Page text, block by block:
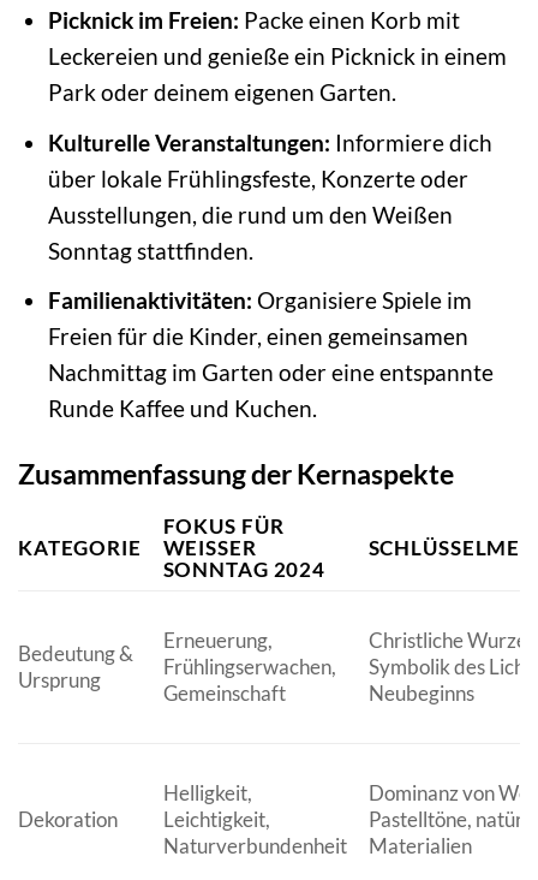
Picknick im Freien: Packe einen Korb mit
Leckereien und genieße ein Picknick in einem
Park oder deinem eigenen Garten.
Kulturelle Veranstaltungen: Informiere dich
über lokale Frühlingsfeste, Konzerte oder
Ausstellungen, die rund um den Weißen
Sonntag stattfinden.
Familienaktivitäten: Organisiere Spiele im
Freien für die Kinder, einen gemeinsamen
Nachmittag im Garten oder eine entspannte
Runde Kaffee und Kuchen.
Zusammenfassung der Kernaspekte
KATEGORIE
FOKUS FÜR
WEISSER S
ONNTAG 2024
Bedeutung &
Ursprung
Erneuerung,
Frühlingserwachen,
Gemeinschaft
Christliche
Symbolik des
Neubeginns
Dekoration
Helligkeit,
Leichtigkeit,
Naturverbundenheit
Dominanz von
Pastelltöne,
Materialien